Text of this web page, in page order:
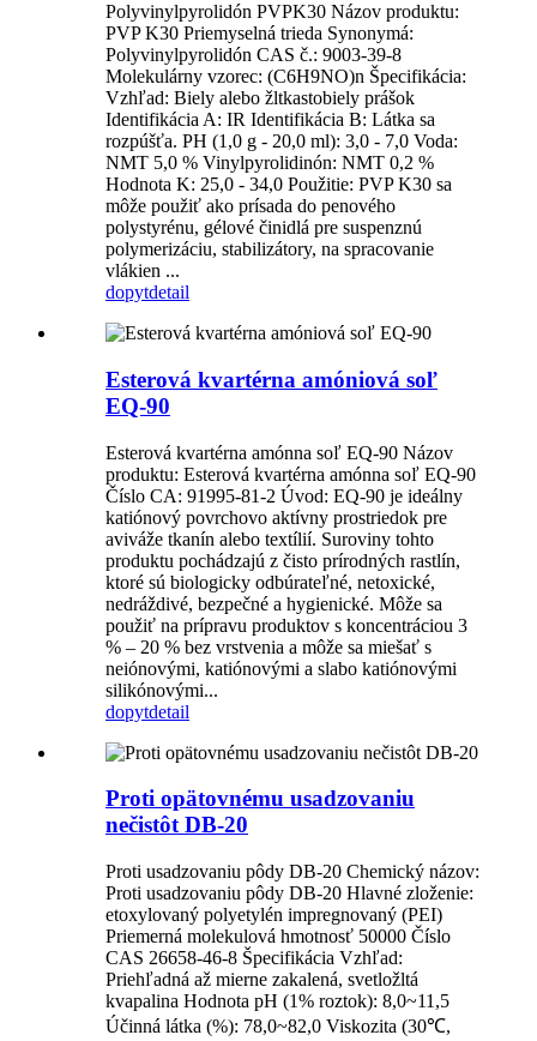
Polyvinylpyrolidón PVPK30 Názov produktu:
PVP K30 Priemyselná trieda Synonymá:
Polyvinylpyrolidón CAS č.: 9003-39-8
Molekulárny vzorec: (C6H9NO)n Špecifikácia:
Vzhľad: Biely alebo žltkastobiely prášok
Identifikácia A: IR Identifikácia B: Látka sa
rozpúšťa. PH (1,0 g - 20,0 ml): 3,0 - 7,0 Voda:
NMT 5,0 % Vinylpyrolidinón: NMT 0,2 %
Hodnota K: 25,0 - 34,0 Použitie: PVP K30 sa
môže použiť ako prísada do penového
polystyrénu, gélové činidlá pre suspenznú
polymerizáciu, stabilizátory, na spracovanie
vlákien ...
dopytdetail
Esterová kvartérna amóniová soľ
EQ-90
Esterová kvartérna amónna soľ EQ-90 Názov
produktu: Esterová kvartérna amónna soľ EQ-90
Číslo CA: 91995-81-2 Úvod: EQ-90 je ideálny
katiónový povrchovo aktívny prostriedok pre
aviváže tkanín alebo textílií. Suroviny tohto
produktu pochádzajú z čisto prírodných rastlín,
ktoré sú biologicky odbúrateľné, netoxické,
nedráždivé, bezpečné a hygienické. Môže sa
použiť na prípravu produktov s koncentráciou 3
% – 20 % bez vrstvenia a môže sa miešať s
neiónovými, katiónovými a slabo katiónovými
silikónovými...
dopytdetail
Proti opätovnému usadzovaniu
nečistôt DB-20
Proti usadzovaniu pôdy DB-20 Chemický názov:
Proti usadzovaniu pôdy DB-20 Hlavné zloženie:
etoxylovaný polyetylén impregnovaný (PEI)
Priemerná molekulová hmotnosť 50000 Číslo
CAS 26658-46-8 Špecifikácia Vzhľad:
Priehľadná až mierne zakalená, svetložltá
kvapalina Hodnota pH (1% roztok): 8,0~11,5
Účinná látka (%): 78,0~82,0 Viskozita (30℃,